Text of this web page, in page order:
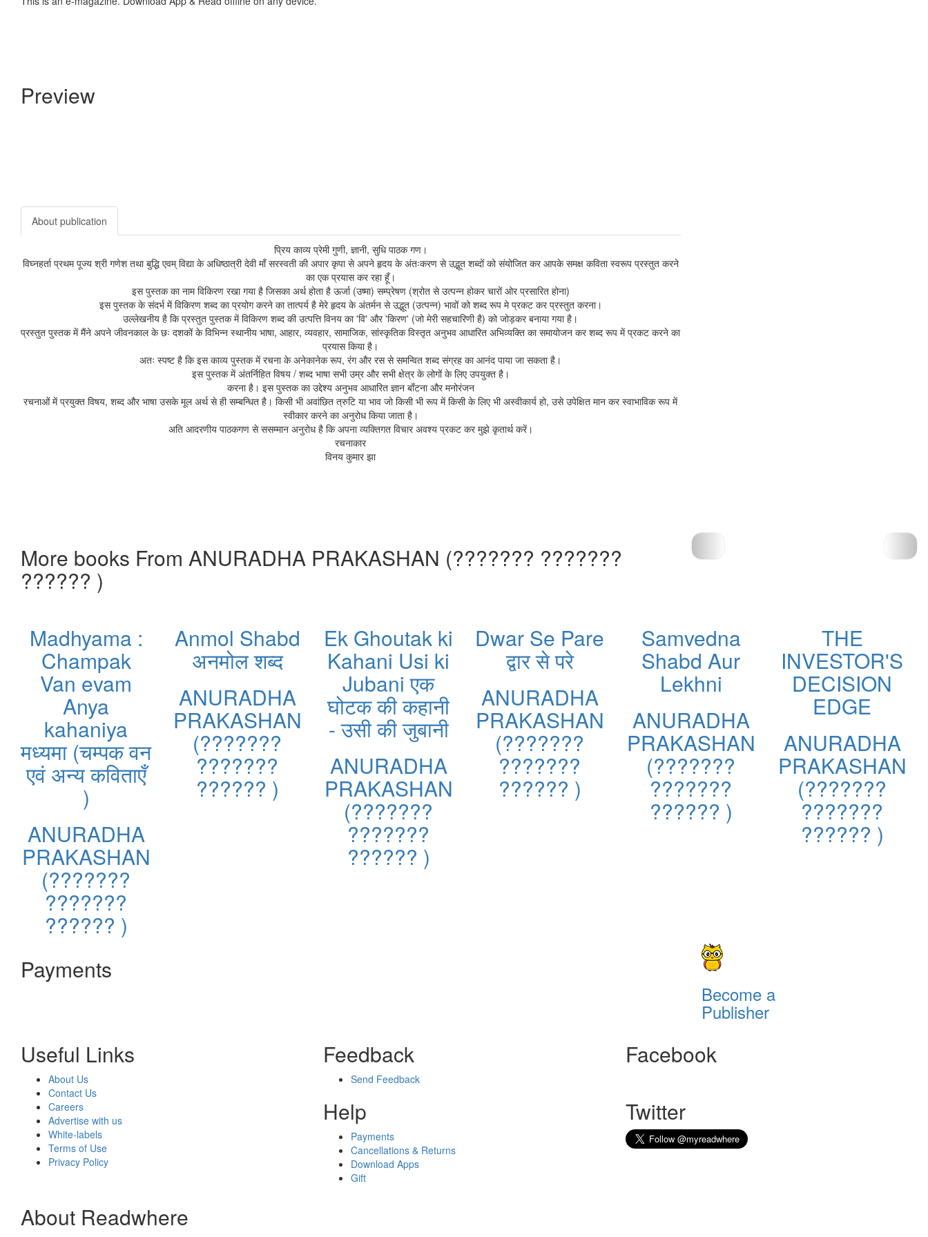
Preview
About publication
प्रिय काव्य प्रेमी गुणी, ज्ञानी, सुधि पाठक गण।
विघ्नहर्ता प्रथम पूज्य श्री गणेश तथा बुद्धि एवम् विद्या के अधिष्ठात्री देवी माँ सरस्वती की अपार कृपा से अपने हृदय के अंतःकरण से उद्भूत शब्दों को संयोजित कर आपके समक्ष कविता स्वरूप प्रस्तुत करने
का एक प्रयास कर रहा हूँ।
इस पुस्तक का नाम विकिरण रखा गया है जिसका अर्थ होता है ऊर्जा (उष्मा) सम्प्रेषण (श्रोत से उत्पन्न होकर चारों ओर प्रसारित होना)
इस पुस्तक के संदर्भ में विकिरण शब्द का प्रयोग करने का तात्पर्य है मेरे हृदय के अंतर्मन से उद्भूत (उत्पन्न) भावों को शब्द रूप मे प्रकट कर प्रस्तुत करना।
उल्लेखनीय है कि प्रस्तुत पुस्तक में विकिरण शब्द की उत्पत्ति विनय का 'वि' और 'किरण' (जो मेरी सहचारिणी है) को जोड़कर बनाया गया है।
प्रस्तुत पुस्तक में मैंने अपने जीवनकाल के छः दशकों के विभिन्न स्थानीय भाषा, आहार, व्यवहार, सामाजिक, सांस्कृतिक विस्तृत अनुभव आधारित अभिव्यक्ति का समायोजन कर शब्द रूप में प्रकट करने का
प्रयास किया है।
अतः स्पष्ट है कि इस काव्य पुस्तक में रचना के अनेकानेक रूप, रंग और रस से समन्वित शब्द संग्रह का आनंद पाया जा सकता है।
इस पुस्तक में अंतर्निहित विषय / शब्द भाषा सभी उम्र और सभी क्षेत्र के लोगों के लिए उपयुक्त है।
करना है। इस पुस्तक का उद्देश्य अनुभव आधारित ज्ञान बाँटना और मनोरंजन
रचनाओं में प्रयुक्त विषय, शब्द और भाषा उसके मूल अर्थ से ही सम्बन्धित है। किसी भी अवांछित त्रुटि या भाव जो किसी भी रूप में किसी के लिए भी अस्वीकार्य हो, उसे उपेक्षित मान कर स्वाभाविक रूप में
स्वीकार करने का अनुरोध किया जाता है।
अति आदरणीय पाठकगण से ससम्मान अनुरोध है कि अपना व्यक्तिगत विचार अवश्य प्रकट कर मुझे कृतार्थ करें।
रचनाकार
विनय कुमार झा
More books From ANURADHA PRAKASHAN (??????? ???????
?????? )
Madhyama :
Champak
Van evam
Anya
kahaniya
मध्यमा (चम्पक वन
एवं अन्य कविताएँ
)
ANURADHA
PRAKASHAN
(???????
???????
?????? )
Anmol Shabd
अनमोल शब्द
ANURADHA
PRAKASHAN
(???????
???????
?????? )
Ek Ghoutak ki
Kahani Usi ki
Jubani एक
घोटक की कहानी
- उसी की जुबानी
ANURADHA
PRAKASHAN
(???????
???????
?????? )
Dwar Se Pare
द्वार से परे
ANURADHA
PRAKASHAN
(???????
???????
?????? )
Samvedna
Shabd Aur
Lekhni
ANURADHA
PRAKASHAN
(???????
???????
?????? )
THE
INVESTOR'S
DECISION
EDGE
ANURADHA
PRAKASHAN
(???????
???????
?????? )
Payments
Become a
Publisher
Useful Links
About Us
Contact Us
Careers
Advertise with us
White-labels
Terms of Use
Privacy Policy
Feedback
Send Feedback
Help
Payments
Cancellations & Returns
Download Apps
Gift
Facebook
Twitter
About Readwhere